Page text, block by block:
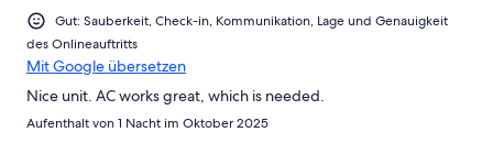
Gut: Sauberkeit, Check-in, Kommunikation, Lage und Genauigkeit
des Onlineauftritts
Mit Google übersetzen
Nice unit. AC works great, which is needed.
Aufenthalt von 1 Nacht im Oktober 2025